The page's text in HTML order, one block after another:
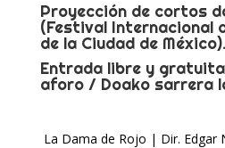
Proyección de cortos
(Festival Internacional
de la Ciudad de México).
Entrada libre y
aforo / Doako sarrera
La Dama de Rojo | Dir.